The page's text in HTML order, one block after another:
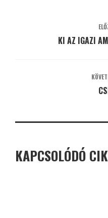
KI AZ IGAZI
KAPCSOLÓDÓ